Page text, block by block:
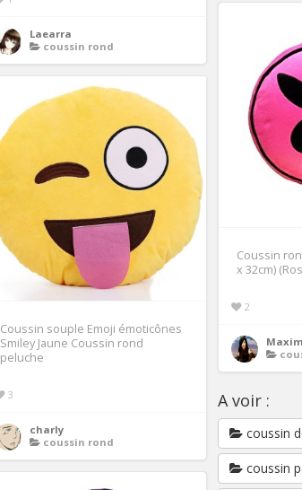
Laearra
coussin rond
Coussin
x 32cm)
2
Coussin souple Emoji émoticônes
Smiley Jaune Coussin rond
peluche
3
charly
coussin rond
A voir :
coussin
coussin